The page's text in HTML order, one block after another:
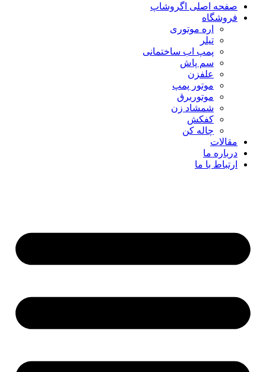
صفحه اصلی اگروشاپ
فروشگاه
اره موتوری
تیلر
پمپ اب ساختمانی
سم پاش
علفزن
موتور پمپ
موتوربرق
شمشاد زن
کفکش
چاله کن
مقالات
درباره ما
ارتباط با ما